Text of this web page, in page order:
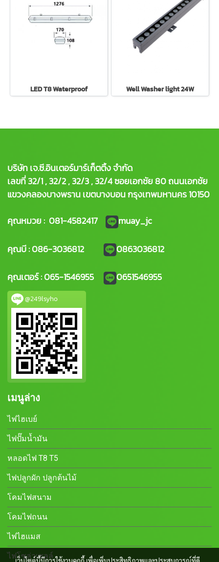
LED T8 Waterproof Well Washer light 24W
บริษัท เจ.ซี.อินเตอร์มาร์เก็ตติ้ง จำกัด
เลขที่ 32/1 , 32/2 , 32/3 , 32/4 ซอยเอกชัย 80 ถนนเอกชัย
แขวงคลองบางพราน เขตบางบอน กรุงเทพมหานคร 10150
คุณหมวย : 081-4582417
muay_jc
คุณบี : 086-3036812 0863036812
คุณเตอร์ : 065-1546955 0651546955
@249lsyho
เมนูล่าง
ไฟไฮเบย์
ไฟปั๊มน้ำมัน
หลอดไฟ T8 T5
ไฟปลูกผัก ปลูกต้นไม้
โคมไฟสนาม
โคมไฟถนน
ไฟไฮแมส
ไฟโซล่าเซลล์